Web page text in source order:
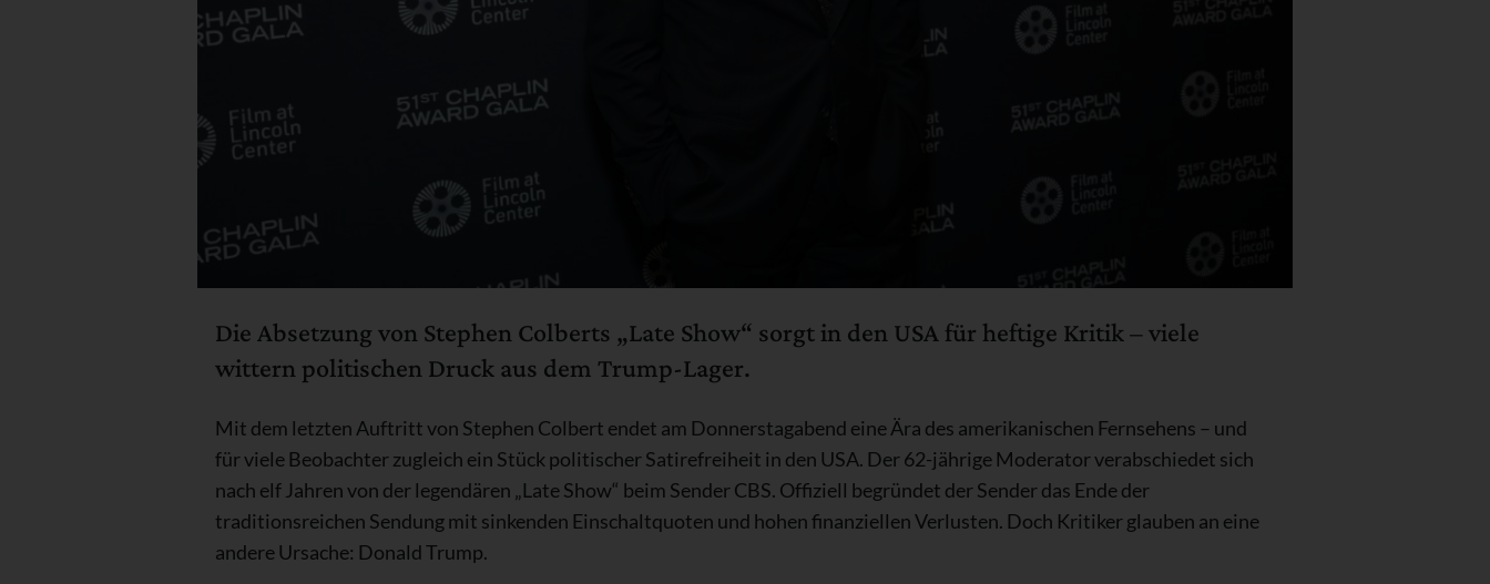
Die Absetzung von Stephen Colberts „Late Show“ sorgt in den USA für heftige Kritik – viele
wittern politischen Druck aus dem Trump-Lager.
Mit dem letzten Auftritt von Stephen Colbert endet am Donnerstagabend eine Ära des amerikanischen Fernsehens – und
für viele Beobachter zugleich ein Stück politischer Satirefreiheit in den USA. Der 62-jährige Moderator verabschiedet sich
nach elf Jahren von der legendären „Late Show“ beim Sender CBS. Offiziell begründet der Sender das Ende der
traditionsreichen Sendung mit sinkenden Einschaltquoten und hohen finanziellen Verlusten. Doch Kritiker glauben an eine
andere Ursache: Donald Trump.